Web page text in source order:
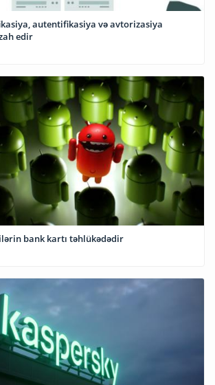
autentifikasiya və avtorizasiya
edir
bank kartı təhlükədədir